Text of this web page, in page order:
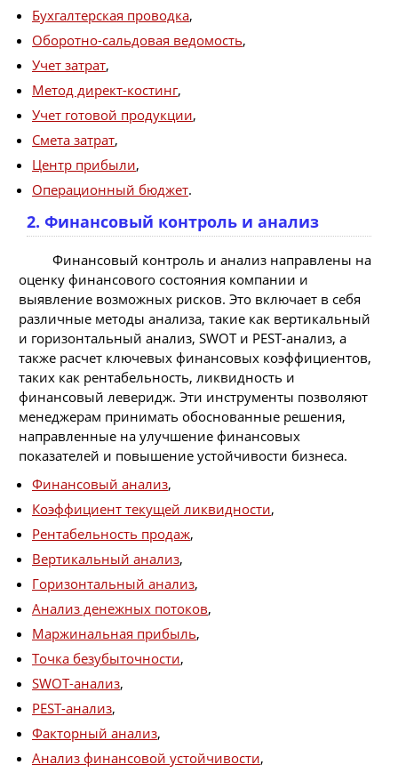
Бухгалтерская проводка,
Оборотно-сальдовая ведомость,
Учет затрат,
Метод директ-костинг,
Учет готовой продукции,
Смета затрат,
Центр прибыли,
Операционный бюджет.
2. Финансовый контроль и анализ
Финансовый контроль и анализ направлены на
оценку финансового состояния компании и
выявление возможных рисков. Это включает в себя
различные методы анализа, такие как вертикальный
и горизонтальный анализ, SWOT и PEST-анализ, а
также расчет ключевых финансовых коэффициентов,
таких как рентабельность, ликвидность и
финансовый леверидж. Эти инструменты позволяют
менеджерам принимать обоснованные решения,
направленные на улучшение финансовых
показателей и повышение устойчивости бизнеса.
Финансовый анализ,
Коэффициент текущей ликвидности,
Рентабельность продаж,
Вертикальный анализ,
Горизонтальный анализ,
Анализ денежных потоков,
Маржинальная прибыль,
Точка безубыточности,
SWOT-анализ,
PEST-анализ,
Факторный анализ,
Анализ финансовой устойчивости,